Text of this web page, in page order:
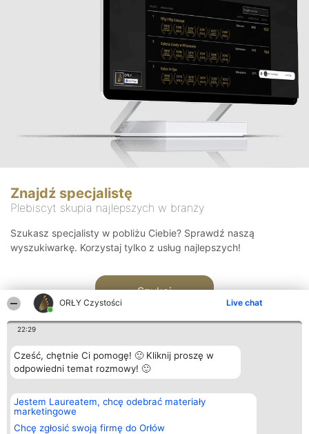
ORŁY Czystości Live chat
22:29
Cześć, chętnie Ci pomogę! 🙂 Kliknij proszę w
odpowiedni temat rozmowy! 🙂
Jestem Laureatem, chcę odebrać materiały
marketingowe
Chcę zgłosić swoją firmę do Orłów
Znajdź specjalistę
Plebiscyt skupia najlepszych w branży
Szukasz specjalisty w pobliżu Ciebie? Sprawdź naszą
wyszukiwarkę. Korzystaj tylko z usług najlepszych!
Szukaj
Organizator plebiscytu
Bright Side Solutions sp. z o.
o. sp. k.
ul. Ruska 22
Plebiscyt
Laureaci
wszystkich
Kontakt
Kontakt